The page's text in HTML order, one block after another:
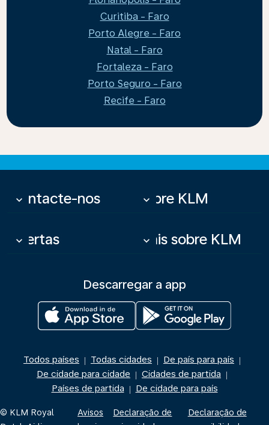
Curitiba - Faro
Porto Alegre - Faro
Natal - Faro
Fortaleza - Faro
Porto Seguro - Faro
Recife - Faro
Contacte-nos
keyboard_arrow_down Sobre KLM
keyboard_arrow_down
Ofertas
keyboard_arrow_down Mais sobre KLM
keyboard_arrow_down
Descarregar a app
Todos países | Todas cidades | De país para país |
De cidade para cidade | Cidades de partida |
Países de partida | De cidade para país
© KLM Royal
Avisos
Declaração de
Declaração de